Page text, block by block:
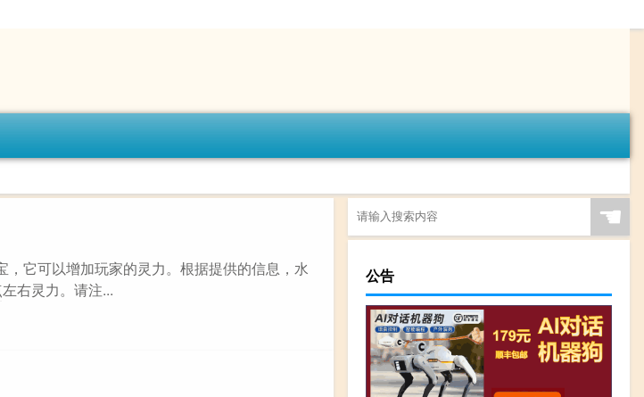
它可以增加玩家的灵力。根据提供的信息，水
右灵力。请注...
☚
公告